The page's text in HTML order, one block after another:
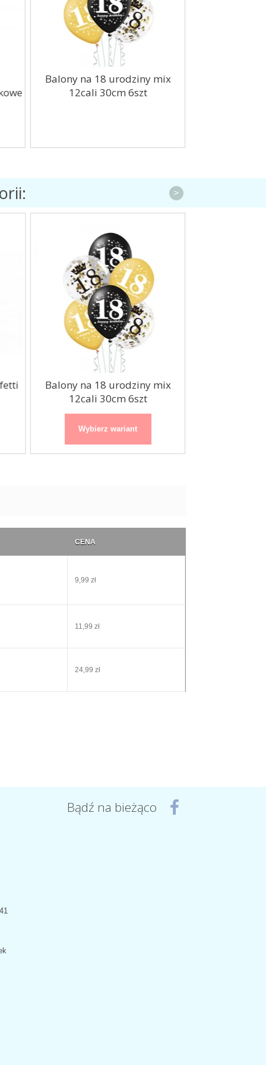
Balony na 18 urodziny mix
12cali 30cm 6szt
Balony na 18 urodziny mix
12cali 30cm 6szt
Wybierz wariant
>
CENA
9,99 zł
11,99 zł
24,99 zł
Bądź na bieżąco